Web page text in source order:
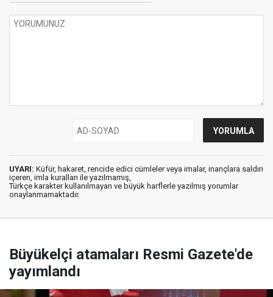
UYARI: Küfür, hakaret, rencide edici cümleler veya imalar, inançlara saldırı
içeren, imla kuralları ile yazılmamış,
Türkçe karakter kullanılmayan ve büyük harflerle yazılmış yorumlar
onaylanmamaktadır.
Büyükelçi atamaları Resmi Gazete'de
yayımlandı